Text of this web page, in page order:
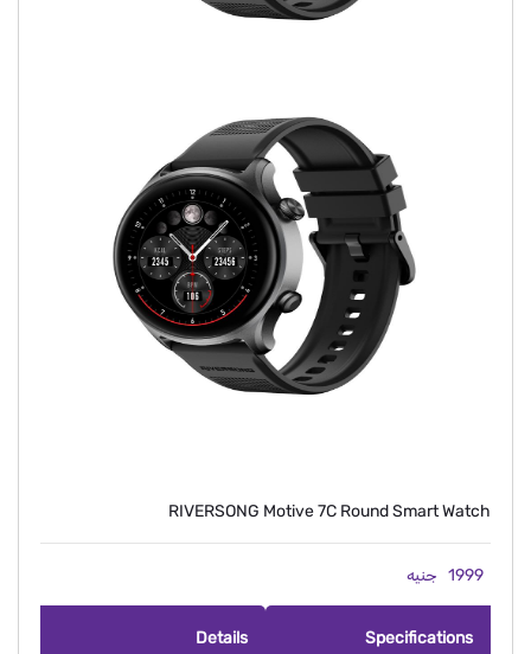
RIVERSONG Motive 7C Round Smart Watch
1999 جنيه
Specifications
Details